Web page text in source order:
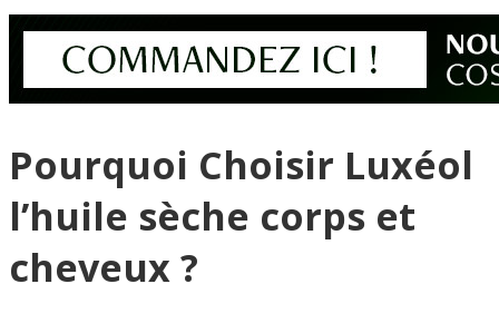
Pourquoi Choisir Luxéol
l’huile sèche corps et
cheveux ?